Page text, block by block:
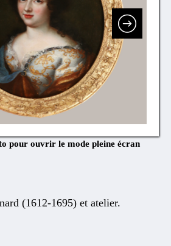
pour ouvrir le mode pleine écran
(1612-1695) et atelier.